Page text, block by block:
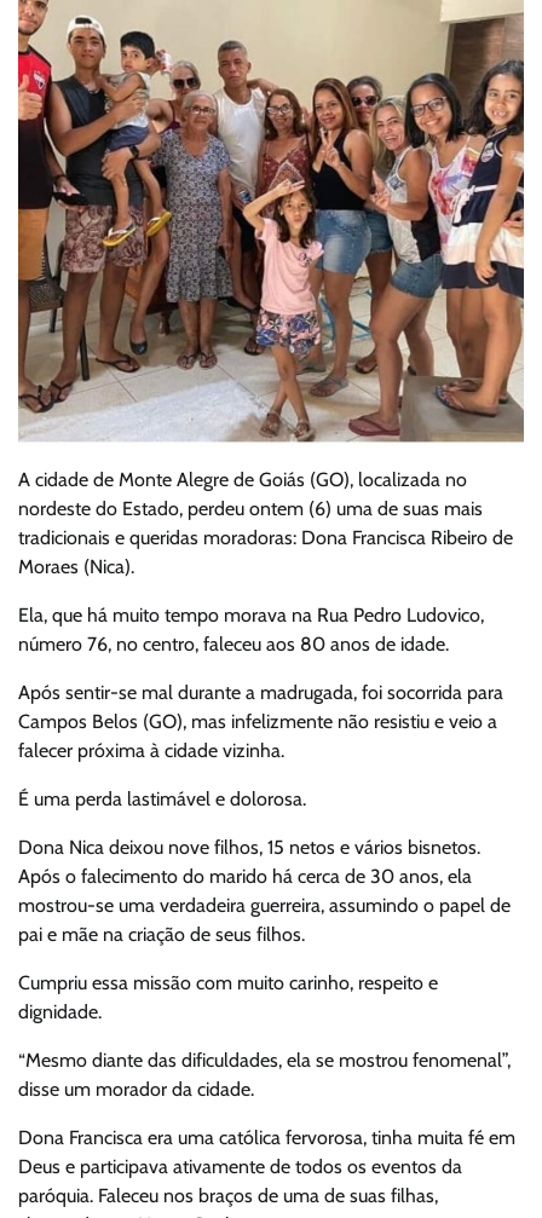
A cidade de Monte Alegre de Goiás (GO), localizada no
nordeste do Estado, perdeu ontem (6) uma de suas mais
tradicionais e queridas moradoras: Dona Francisca Ribeiro de
Moraes (Nica).
Ela, que há muito tempo morava na Rua Pedro Ludovico,
número 76, no centro, faleceu aos 80 anos de idade.
Após sentir-se mal durante a madrugada, foi socorrida para
Campos Belos (GO), mas infelizmente não resistiu e veio a
falecer próxima à cidade vizinha.
É uma perda lastimável e dolorosa.
Dona Nica deixou nove filhos, 15 netos e vários bisnetos.
Após o falecimento do marido há cerca de 30 anos, ela
mostrou-se uma verdadeira guerreira, assumindo o papel de
pai e mãe na criação de seus filhos.
Cumpriu essa missão com muito carinho, respeito e
dignidade.
“Mesmo diante das dificuldades, ela se mostrou fenomenal”,
disse um morador da cidade.
Dona Francisca era uma católica fervorosa, tinha muita fé em
Deus e participava ativamente de todos os eventos da
paróquia. Faleceu nos braços de uma de suas filhas,